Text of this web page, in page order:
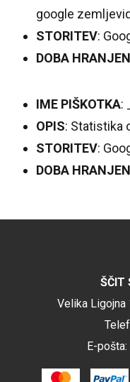
google
STORITEV:
DOBA
IME PIŠKOTKA:
OPIS: Statistika
STORITEV:
DOBA
ŠČIT
Velika Ligojna
E-pošta: